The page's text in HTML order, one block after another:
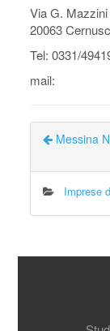
Via G.
20063
Tel: 0331/
mail:
Messina
Imprese